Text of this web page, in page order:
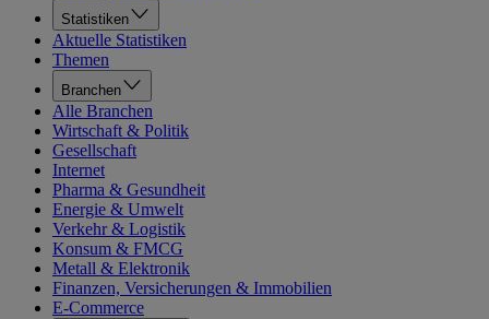
Statistiken
Aktuelle Statistiken
Themen
Branchen
Alle Branchen
Wirtschaft & Politik
Gesellschaft
Internet
Pharma & Gesundheit
Energie & Umwelt
Verkehr & Logistik
Konsum & FMCG
Metall & Elektronik
Finanzen, Versicherungen & Immobilien
E-Commerce